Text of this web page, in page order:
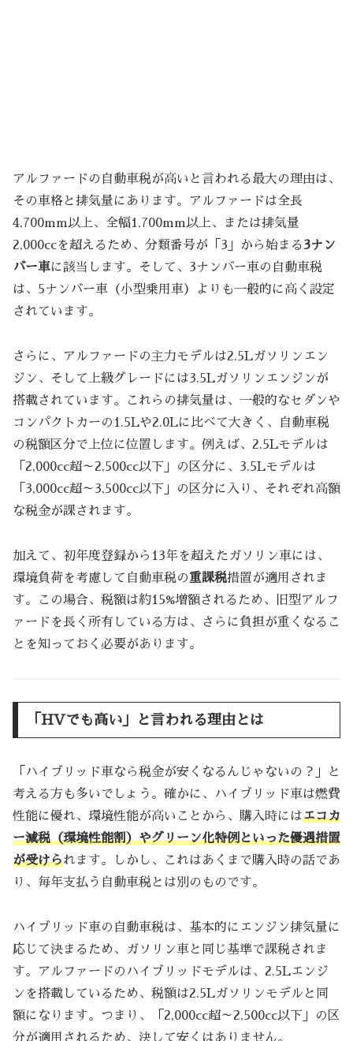
アルファードの自動車税が高いと言われる最大の理由は、
その車格と排気量にあります。アルファードは全長
4,700mm以上、全幅1,700mm以上、または排気量
2,000ccを超えるため、分類番号が「3」から始まる3ナン
バー車に該当します。そして、3ナンバー車の自動車税
は、5ナンバー車（小型乗用車）よりも一般的に高く設定
されています。
さらに、アルファードの主力モデルは2.5Lガソリンエン
ジン、そして上級グレードには3.5Lガソリンエンジンが
搭載されています。これらの排気量は、一般的なセダンや
コンパクトカーの1.5Lや2.0Lに比べて大きく、自動車税
の税額区分で上位に位置します。例えば、2.5Lモデルは
「2,000cc超～2,500cc以下」の区分に、3.5Lモデルは
「3,000cc超～3,500cc以下」の区分に入り、それぞれ高額
な税金が課されます。
加えて、初年度登録から13年を超えたガソリン車には、
環境負荷を考慮して自動車税の重課税措置が適用されま
す。この場合、税額は約15%増額されるため、旧型アルフ
ァードを長く所有している方は、さらに負担が重くなるこ
とを知っておく必要があります。
「HVでも高い」と言われる理由とは
「ハイブリッド車なら税金が安くなるんじゃないの？」と
考える方も多いでしょう。確かに、ハイブリッド車は燃費
性能に優れ、環境性能が高いことから、購入時にはエコカ
ー減税（環境性能割）やグリーン化特例といった優遇措置
が受けられます。しかし、これはあくまで購入時の話であ
り、毎年支払う自動車税とは別のものです。
ハイブリッド車の自動車税は、基本的にエンジン排気量に
応じて決まるため、ガソリン車と同じ基準で課税されま
す。アルファードのハイブリッドモデルは、2.5Lエンジ
ンを搭載しているため、税額は2.5Lガソリンモデルと同
額になります。つまり、「2,000cc超～2,500cc以下」の区
分が適用されるため、決して安くはありません。